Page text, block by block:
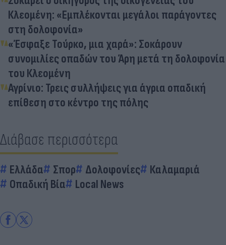
Κλεομένη: «Εμπλέκονται μεγάλοι παράγοντες
στη δολοφονία»
«Έσφαξε Τούρκο, μια χαρά»: Σοκάρουν
συνομιλίες οπαδών του Άρη μετά τη δολοφονία
του Κλεομένη
Αγρίνιο: Τρεις συλλήψεις για άγρια οπαδική
επίθεση στο κέντρο της πόλης
Διάβασε περισσότερα
Ελλάδα Σπορ Δολοφονίες
Καλαμαριά
Οπαδική Βία
Local News